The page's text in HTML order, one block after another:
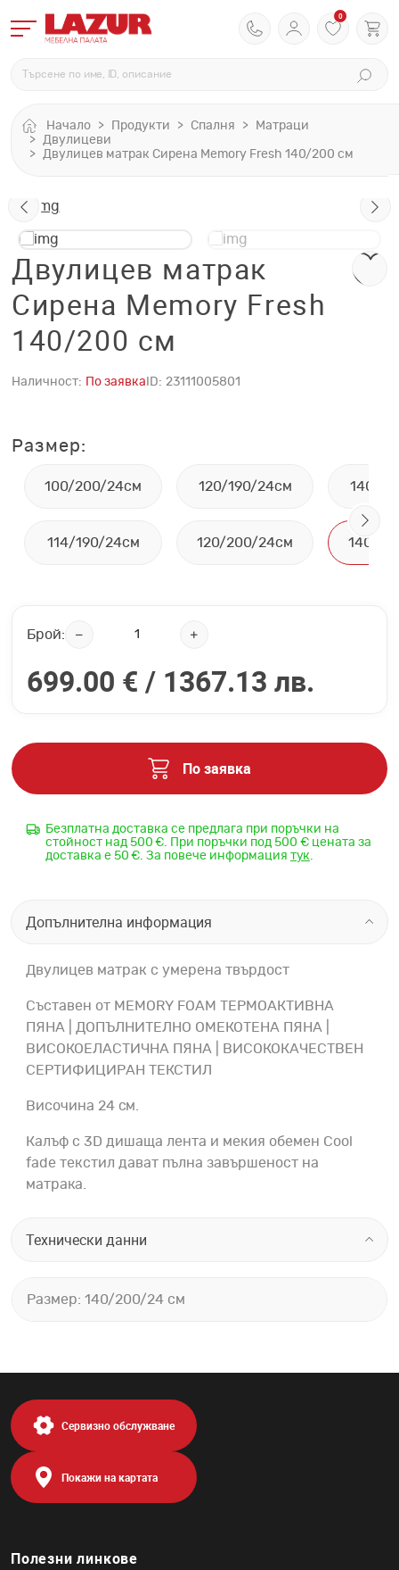
0
Начало Продукти Спалня
Матраци
Двулицеви
Двулицев матрак Сирена Memory Fresh 140/200 см
Двулицев матрак
Сирена Memory Fresh
140/200 см
Наличност: По заявка ID: 23111005801
Размер:
100/200/24см
114/190/24см
120/190/24см
120/200/24см
140/
140/
Брой:
699.00 € / 1367.13 лв.
По заявка
Безплатна доставка се предлага при поръчки на
стойност над 500 €. При поръчки под 500 € цената за
доставка е 50 €. За повече информация тук.
Допълнителна информация
Двулицев матрак с умерена твърдост
Съставен от MEMORY FOAM ТЕРМОАКТИВНА
ПЯНА | ДОПЪЛНИТЕЛНО ОМЕКОТЕНА ПЯНА |
ВИСОКОЕЛАСТИЧНА ПЯНА | ВИСОКОКАЧЕСТВЕН
СЕРТИФИЦИРАН ТЕКСТИЛ
Височина 24 см.
Калъф с 3D дишаща лента и мекия обемен Cool
fade текстил дават пълна завършеност на
матрака.
Технически данни
Размер: 140/200/24 см
Полезни линкове
Сервизно обслужване
Покажи на картата